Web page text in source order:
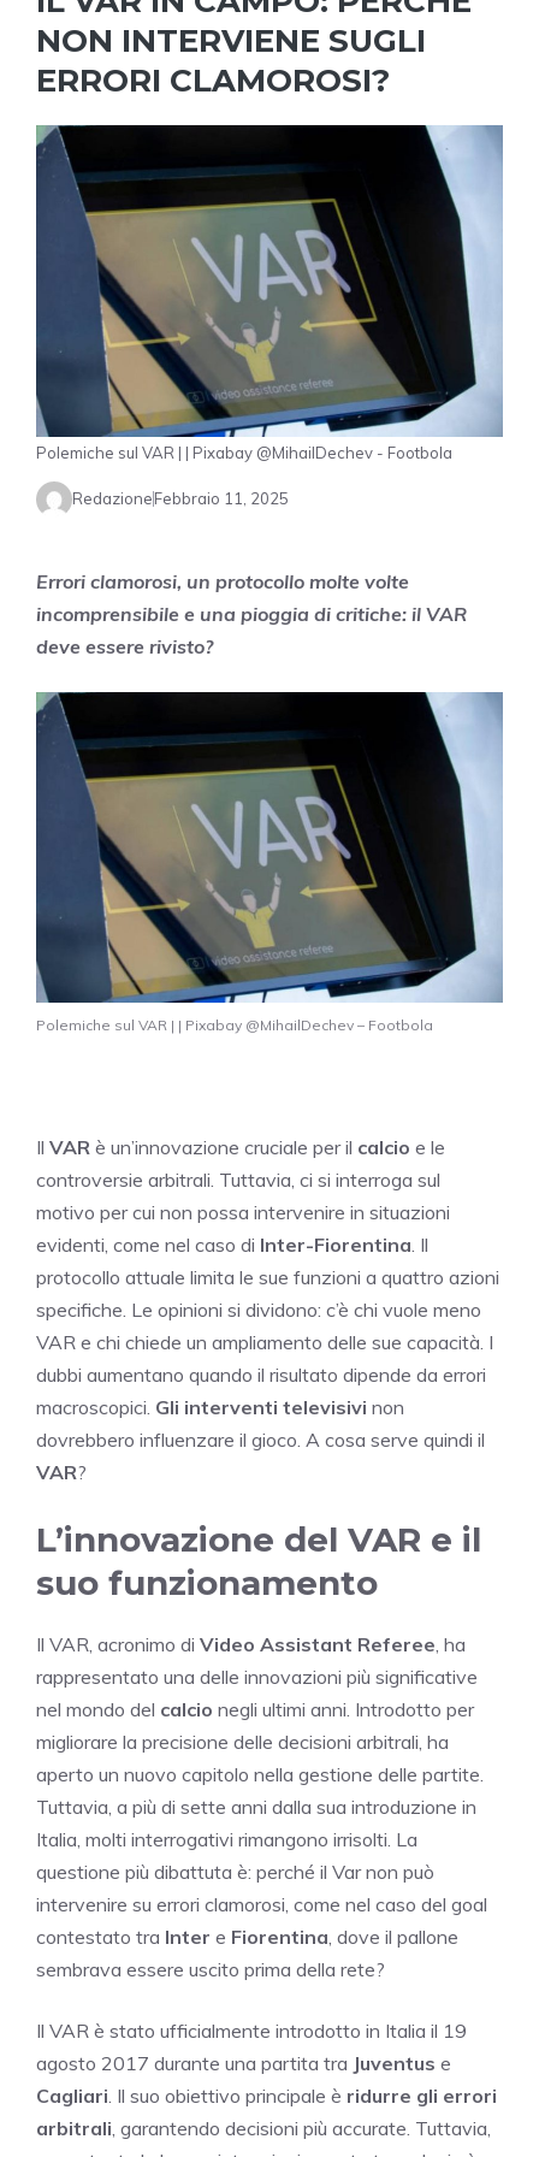
NON INTERVIENE SUGLI
ERRORI CLAMOROSI?
Polemiche sul VAR | | Pixabay @MihailDechev - Footbola
RedazioneFebbraio 11, 2025
Errori clamorosi, un protocollo molte volte
incomprensibile e una pioggia di critiche: il VAR
deve essere rivisto?
Polemiche sul VAR | | Pixabay @MihailDechev – Footbola
Il VAR è un’innovazione cruciale per il calcio e le
controversie arbitrali. Tuttavia, ci si interroga sul
motivo per cui non possa intervenire in situazioni
evidenti, come nel caso di Inter-Fiorentina. Il
protocollo attuale limita le sue funzioni a quattro azioni
specifiche. Le opinioni si dividono: c’è chi vuole meno
VAR e chi chiede un ampliamento delle sue capacità. I
dubbi aumentano quando il risultato dipende da errori
macroscopici. Gli interventi televisivi non
dovrebbero influenzare il gioco. A cosa serve quindi il
VAR?
L’innovazione del VAR e il
suo funzionamento
Il VAR, acronimo di Video Assistant Referee, ha
rappresentato una delle innovazioni più significative
nel mondo del calcio negli ultimi anni. Introdotto per
migliorare la precisione delle decisioni arbitrali, ha
aperto un nuovo capitolo nella gestione delle partite.
Tuttavia, a più di sette anni dalla sua introduzione in
Italia, molti interrogativi rimangono irrisolti. La
questione più dibattuta è: perché il Var non può
intervenire su errori clamorosi, come nel caso del goal
contestato tra Inter e Fiorentina, dove il pallone
sembrava essere uscito prima della rete?
Il VAR è stato ufficialmente introdotto in Italia il 19
agosto 2017 durante una partita tra Juventus e
Cagliari. Il suo obiettivo principale è ridurre gli errori
arbitrali, garantendo decisioni più accurate. Tuttavia,